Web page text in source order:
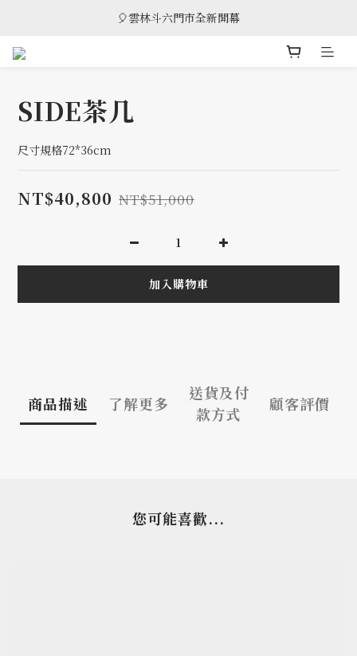
🎈雲林斗六門市全新開幕
🎈雲林斗六門市全新開幕
🎁 消費滿8萬享95折，滿12萬享9折優惠，部分商品除外
SIDE茶几
尺寸規格72*36cm
NT$40,800 NT$51,000
加入購物車
商品描述 了解更多
送貨及付
款方式
顧客評價
您可能喜歡...